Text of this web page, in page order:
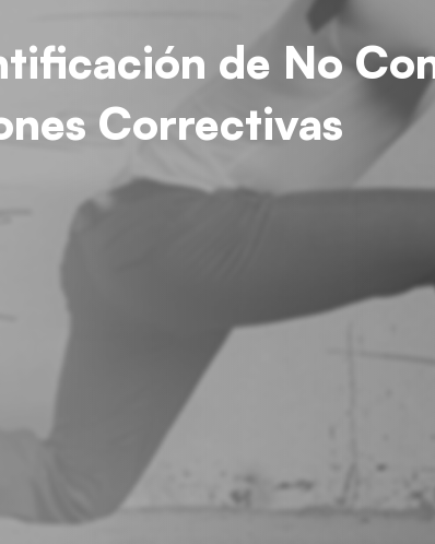
de No
Correctivas